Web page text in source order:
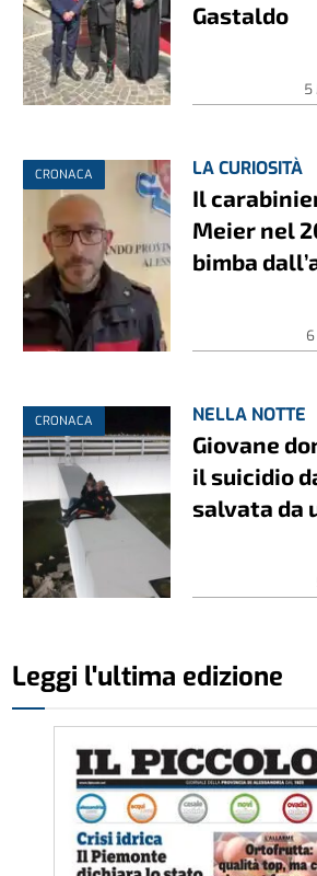
Gastaldo
5
CRONACA LA CURIOSITÀ
Il
Meier nel
bimba
CRONACA NELLA NOTTE
Giovane
il suicidio
salvata da
Leggi l'ultima edizione